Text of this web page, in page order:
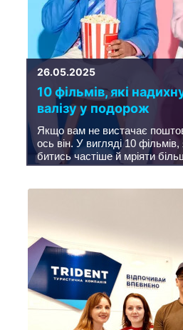
26.05.2025
10 фільмів, які
валізу у подорож
Якщо вам не вистачає
ось він. У вигляді 10
битись частіше й мріяти